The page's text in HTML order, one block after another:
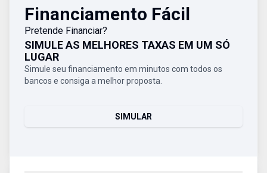
Financiamento Fácil
Pretende Financiar?
SIMULE AS MELHORES TAXAS EM UM SÓ
LUGAR
Simule seu financiamento em minutos com todos os
bancos e consiga a melhor proposta.
SIMULAR